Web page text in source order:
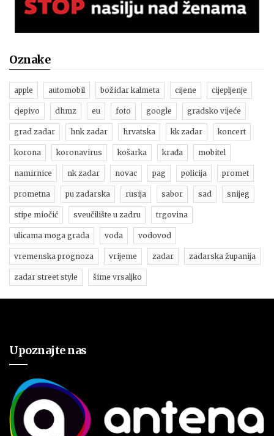
Oznake
apple automobil božidar kalmeta cijene cijepljenje
cjepivo dhmz eu foto google gradsko vijeće
grad zadar hnk zadar hrvatska kk zadar koncert
korona koronavirus košarka krađa mobitel
namirnice nk zadar novac pag policija promet
prometna pu zadarska rusija sabor sad snijeg
stipe miočić sveučilište u zadru trgovina
ulicama moga grada voda vodovod
vremenska prognoza vrijeme zadar zadarska županija
zadar street style šime vrsaljko
Upoznajte nas